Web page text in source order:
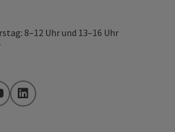
8–12 Uhr und 13–16 Uhr
LinkedIn